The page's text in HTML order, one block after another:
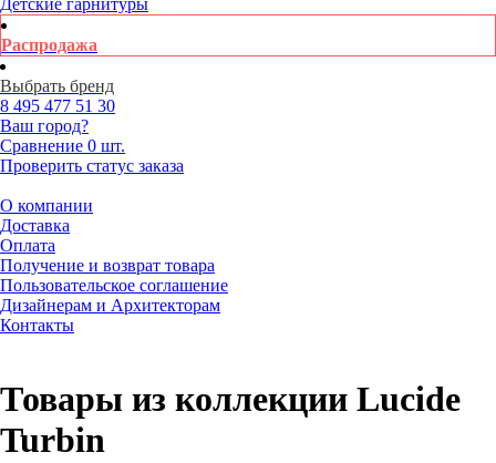
Детские гарнитуры
Распродажа
Выбрать бренд
8 495 477 51 30
Ваш город?
Сравнение 0 шт.
Проверить статус заказа
О компании
Доставка
Оплата
Получение и возврат товара
Пользовательское соглашение
Дизайнерам и Архитекторам
Контакты
Товары из коллекции Lucide
Turbin